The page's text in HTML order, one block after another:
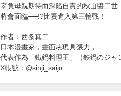
辜負母親期待而深陷自責的秋山醬二世，
將會面臨──!?比賽進入第三輪戰！
作者：西条真二
日本漫畫家，畫面表現具張力，
代表作為「鐵鍋料理王」（鉄鍋のジャ
X帳號：@sinji_saijo